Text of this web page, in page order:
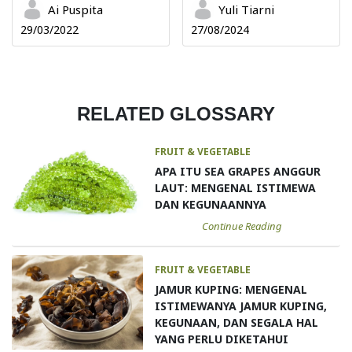
Ai Puspita
29/03/2022
Yuli Tiarni
27/08/2024
RELATED GLOSSARY
FRUIT & VEGETABLE
APA ITU SEA GRAPES ANGGUR
LAUT: MENGENAL ISTIMEWA
DAN KEGUNAANNYA
Continue Reading
FRUIT & VEGETABLE
JAMUR KUPING: MENGENAL
ISTIMEWANYA JAMUR KUPING,
KEGUNAAN, DAN SEGALA HAL
YANG PERLU DIKETAHUI